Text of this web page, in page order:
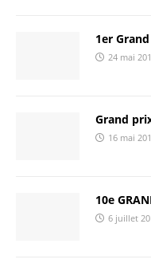
1er
24 mai
Grand
16 mai
10e
6 juillet